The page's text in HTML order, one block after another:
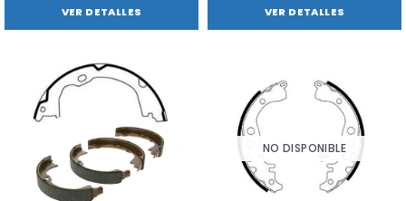
VER DETALLES VER DETALLES
NO DISPONIBLE